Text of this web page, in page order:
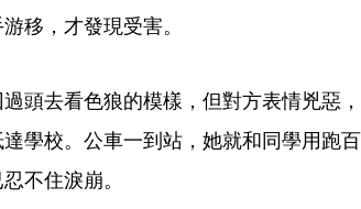
移，才發現受害。
頭去看色狼的模樣，但對方表情兇惡
學校。公車一到站，她就和同學用跑
不住淚崩。